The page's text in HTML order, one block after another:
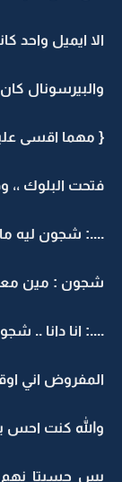
ايميل واحد
كان ..
مهما اقسى عليك
البلوك ،،
شجون ليه
: مين معي
انا دانا ..
اني
كنت احس
حسيتا نهم